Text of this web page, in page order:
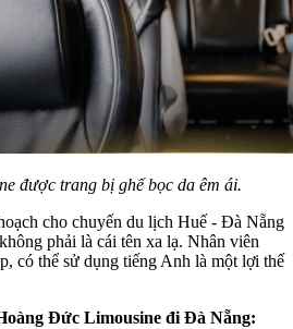
được trang bị ghế bọc da êm ái.
cho chuyến du lịch Huế - Đà Nẵng
phải là cái tên xa lạ. Nhân viên
có thể sử dụng tiếng Anh là một lợi thế
Đức Limousine đi Đà Nẵng: